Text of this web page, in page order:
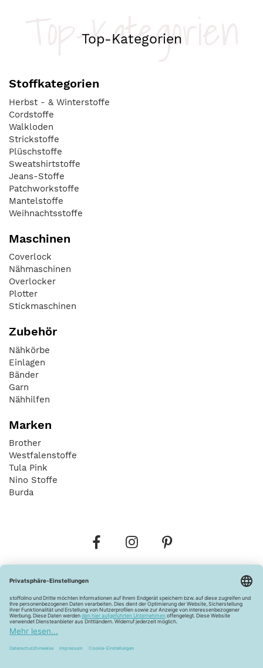
Top-Kategorien
Top-Kategorien
Stoffkategorien
Herbst - & Winterstoffe
Cordstoffe
Walkloden
Strickstoffe
Plüschstoffe
Sweatshirtstoffe
Jeans-Stoffe
Patchworkstoffe
Mantelstoffe
Weihnachtsstoffe
Maschinen
Coverlock
Nähmaschinen
Overlocker
Plotter
Stickmaschinen
Zubehör
Nähkörbe
Einlagen
Bänder
Garn
Nähhilfen
Marken
Brother
Westfalenstoffe
Tula Pink
Nino Stoffe
Burda
Widerrufsbelehrung Vertrag widerrufen
Barrierefreiheitserklärung